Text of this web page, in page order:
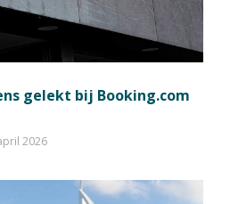
gelekt bij Booking.com
2026